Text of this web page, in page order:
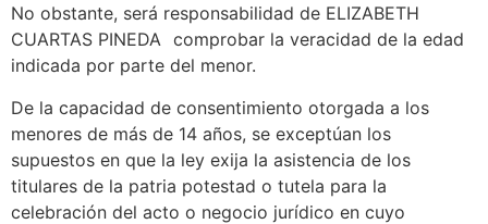
No obstante, será responsabilidad de ELIZABETH
CUARTAS PINEDA comprobar la veracidad de la edad
indicada por parte del menor.
De la capacidad de consentimiento otorgada a los
menores de más de 14 años, se exceptúan los
supuestos en que la ley exija la asistencia de los
titulares de la patria potestad o tutela para la
celebración del acto o negocio jurídico en cuyo